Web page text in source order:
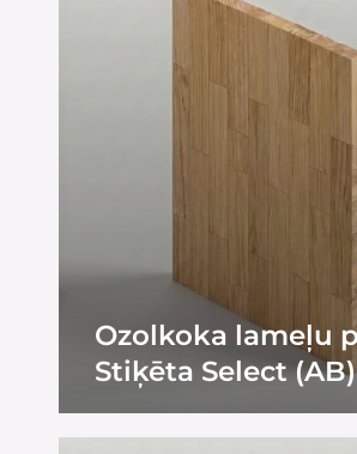
Ozolkoka lameļu
Stiķēta Select (AB)